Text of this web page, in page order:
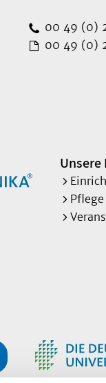
00 49 (0)
00 49 (0)
Unsere